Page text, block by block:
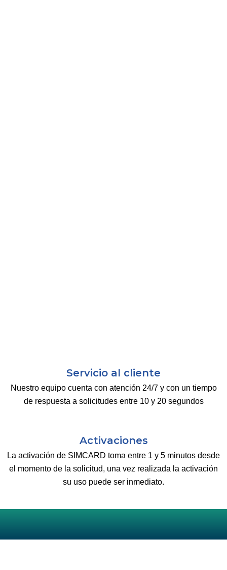
Servicio al cliente
Nuestro equipo cuenta con atención 24/7 y con un tiempo
de respuesta a solicitudes entre 10 y 20 segundos
Activaciones
La activación de SIMCARD toma entre 1 y 5 minutos desde
el momento de la solicitud, una vez realizada la activación
su uso puede ser inmediato.